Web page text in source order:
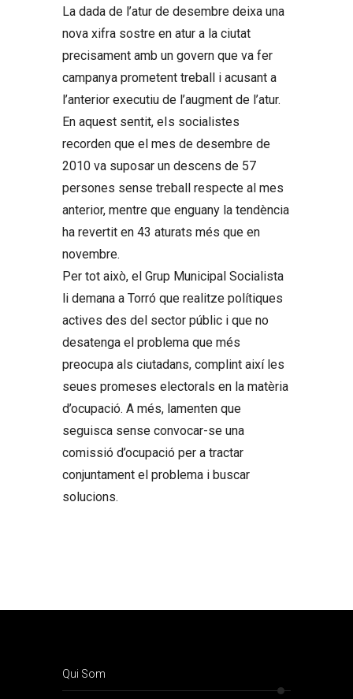
La dada de l’atur de desembre deixa una
nova xifra sostre en atur a la ciutat
precisament amb un govern que va fer
campanya prometent treball i acusant a
l’anterior executiu de l’augment de l’atur.
En aquest sentit, eIs socialistes
recorden que el mes de desembre de
2010 va suposar un descens de 57
persones sense treball respecte al mes
anterior, mentre que enguany la tendència
ha revertit en 43 aturats més que en
novembre.
Per tot això, el Grup Municipal Socialista
li demana a Torró que realitze polítiques
actives des del sector públic i que no
desatenga el problema que més
preocupa als ciutadans, complint així les
seues promeses electorals en la matèria
d’ocupació. A més, lamenten que
seguisca sense convocar-se una
comissió d’ocupació per a tractar
conjuntament el problema i buscar
solucions.
Qui Som